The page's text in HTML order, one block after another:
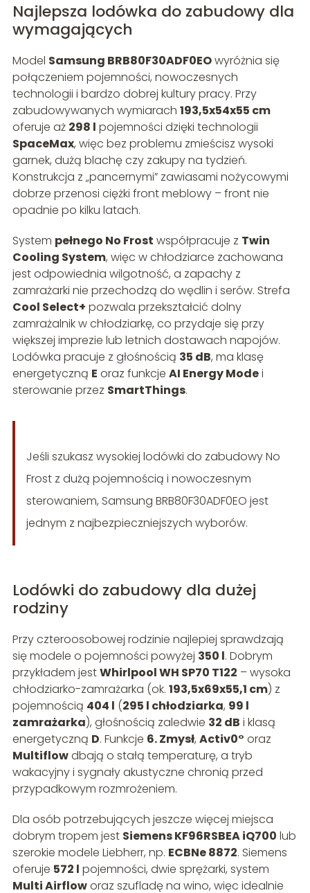
Najlepsza lodówka do zabudowy dla
wymagających
Model Samsung BRB80F30ADF0EOwyróżnia się
połączeniem pojemności, nowoczesnych
technologii i bardzo dobrej kultury pracy. Przy
zabudowywanych wymiarach 193,5x54x55 cm
oferuje aż 298 l pojemności dzięki technologii
SpaceMax, więc bez problemu zmieścisz wysoki
garnek, dużą blachę czy zakupy na tydzień.
Konstrukcja z „pancernymi” zawiasami nożycowymi
dobrze przenosi ciężki front meblowy – front nie
opadnie po kilku latach.
System pełnego No Frost współpracuje z Twin
Cooling System, więc w chłodziarce zachowana
jest odpowiednia wilgotność, a zapachy z
zamrażarki nie przechodzą do wędlin i serów. Strefa
Cool Select+ pozwala przekształcić dolny
zamrażalnik w chłodziarkę, co przydaje się przy
większej imprezie lub letnich dostawach napojów.
Lodówka pracuje z głośnością 35 dB, ma klasę
energetyczną E oraz funkcje AI Energy Modei
sterowanie przez SmartThings.
Jeśli szukasz wysokiej lodówki do zabudowy No
Frost z dużą pojemnością i nowoczesnym
sterowaniem, Samsung BRB80F30ADF0EO jest
jednym z najbezpieczniejszych wyborów.
Lodówki do zabudowy dla dużej
rodziny
Przy czteroosobowej rodzinie najlepiej sprawdzają
się modele o pojemności powyżej 350 l. Dobrym
przykładem jestWhirlpool WH SP70 T122 – wysoka
chłodziarko-zamrażarka (ok. 193,5x69x55,1 cm) z
pojemnością 404 l (295 l chłodziarka, 99 l
zamrażarka), głośnością zaledwie 32 dB i klasą
energetyczną D. Funkcje 6. Zmysł, Activ0° oraz
Multiflowdbają o stałą temperaturę, a tryb
wakacyjny i sygnały akustyczne chronią przed
przypadkowym rozmrożeniem.
Dla osób potrzebujących jeszcze więcej miejsca
dobrym tropem jest Siemens KF96RSBEA iQ700 lub
szerokie modele Liebherr, np. ECBNe 8872. Siemens
oferuje 572 l pojemności, dwie sprężarki, system
Multi Airfloworaz szufladę na wino, więc idealnie